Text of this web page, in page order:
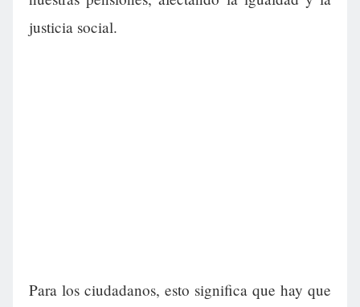
justicia social.
Para los ciudadanos, esto significa que hay que